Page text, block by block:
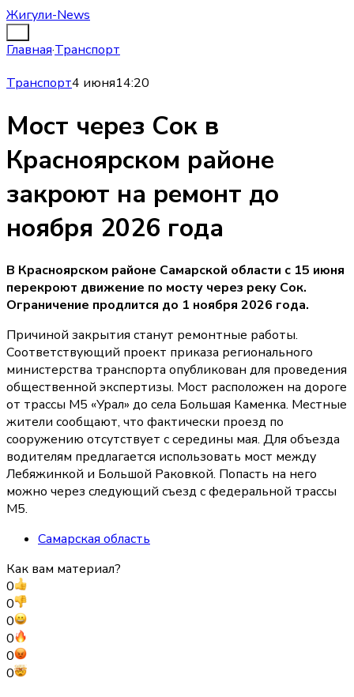
Жигули-News
Главная·Транспорт
Транспорт4 июня14:20
Мост через Сок в
Красноярском районе
закроют на ремонт до
ноября 2026 года
В Красноярском районе Самарской области с 15 июня
перекроют движение по мосту через реку Сок.
Ограничение продлится до 1 ноября 2026 года.
Причиной закрытия станут ремонтные работы.
Соответствующий проект приказа регионального
министерства транспорта опубликован для проведения
общественной экспертизы. Мост расположен на дороге
от трассы М5 «Урал» до села Большая Каменка. Местные
жители сообщают, что фактически проезд по
сооружению отсутствует с середины мая. Для объезда
водителям предлагается использовать мост между
Лебяжинкой и Большой Раковкой. Попасть на него
можно через следующий съезд с федеральной трассы
М5.
Самарская область
Как вам материал?
0
0
0
0
0
0